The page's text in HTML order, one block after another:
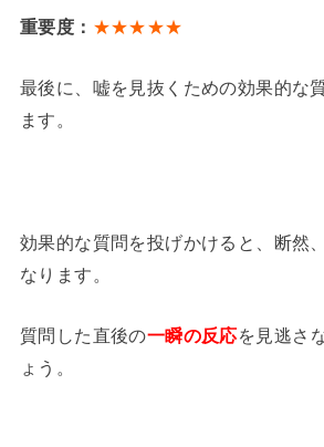
重要度： ★★★★★
最後に、嘘を見抜くための効果的な
ます。
効果的な質問を投げかけると、断然
なります。
質問した直後の一瞬の反応を見逃さ
ょう。